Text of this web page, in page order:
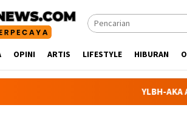
OPINI ARTIS LIFESTYLE HIBURAN
YLBH-AKA ABDYA